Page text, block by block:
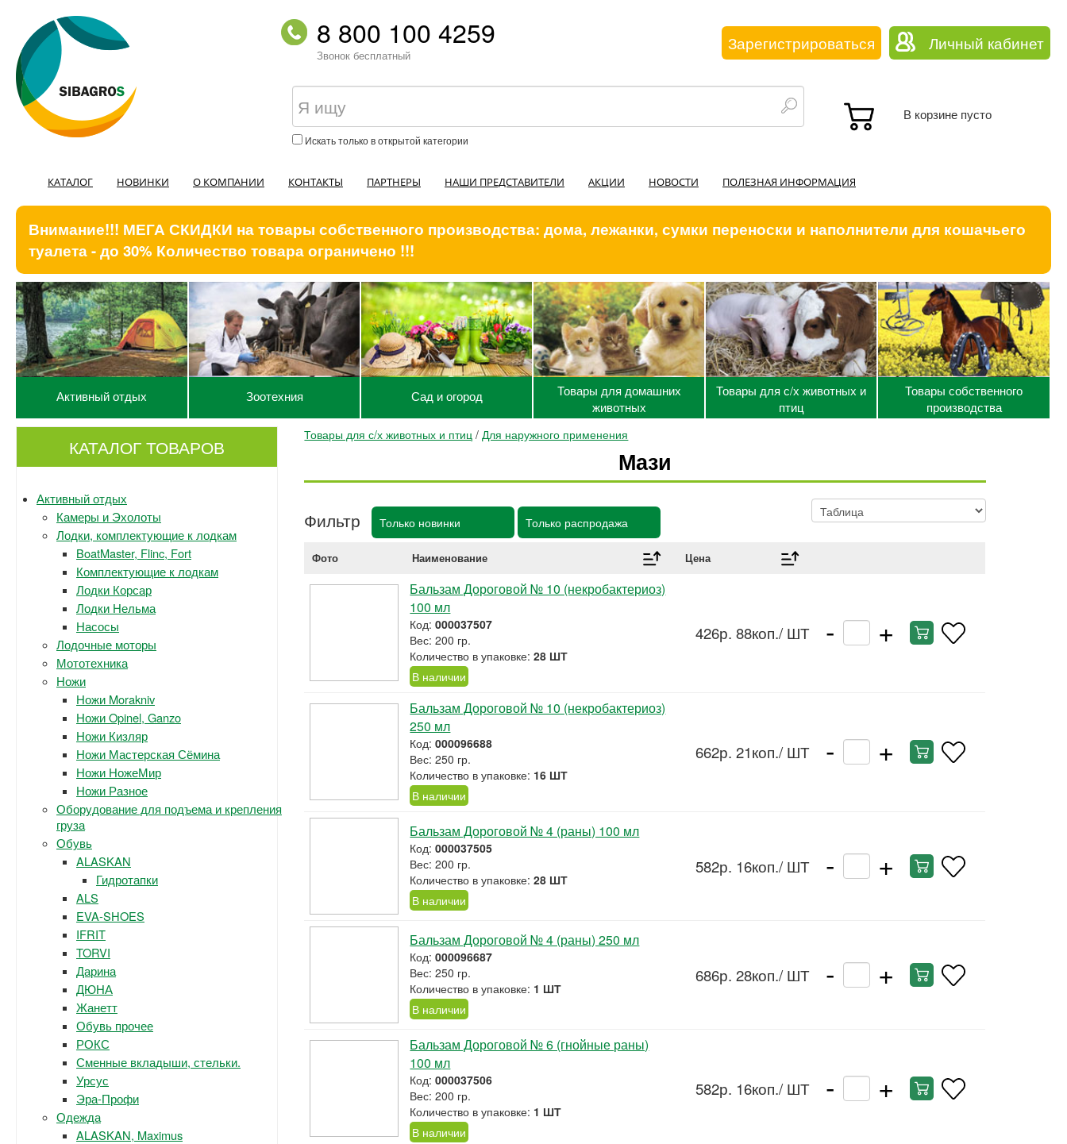
8 800 100 4259
Звонок бесплатный
Зарегистрироваться Личный кабинет
Искать только в открытой категории
В корзине пусто
КАТАЛОГ НОВИНКИ О КОМПАНИИ КОНТАКТЫ ПАРТНЕРЫ НАШИ ПРЕДСТАВИТЕЛИ АКЦИИ НОВОСТИ ПОЛЕЗНАЯ ИНФОРМАЦИЯ
Внимание!!! МЕГА СКИДКИ на товары собственного производства: дома, лежанки, сумки переноски и наполнители для кошачьего
туалета - до 30% Количество товара ограничено !!!
Активный отдых Зоотехния Сад и огород
Товары для домашних
животных
Товары для с/х животных и
птиц
Товары собственного
производства
КАТАЛОГ ТОВАРОВ
Активный отдых
Камеры и Эхолоты
Лодки, комплектующие к лодкам
BoatMaster, Flinc, Fort
Комплектующие к лодкам
Лодки Корсар
Лодки Нельма
Насосы
Лодочные моторы
Мототехника
Ножи
Ножи Morakniv
Ножи Opinel, Ganzo
Ножи Кизляр
Ножи Мастерская Сёмина
Ножи НожеМир
Ножи Разное
Оборудование для подъема и крепления
груза
Обувь
ALASKAN
Гидротапки
ALS
EVA-SHOES
IFRIT
TORVI
Дарина
ДЮНА
Жанетт
Обувь прочее
РОКС
Сменные вкладыши, стельки.
Урсус
Эра-Профи
Одежда
ALASKAN, Maximus
Товары для с/х животных и птиц /Для наружного применения
Мази
Фильтр Только новинки Только распродажа
Фото Наименование Цена
Бальзам Дороговой № 10 (некробактериоз)
100 мл
Код:000037507
Вес: 200 гр.
Количество в упаковке:28 ШТ
В наличии
426р. 88коп./ ШТ - +
Бальзам Дороговой № 10 (некробактериоз)
250 мл
Код:000096688
Вес: 250 гр.
Количество в упаковке: 16 ШТ
В наличии
662р. 21коп./ ШТ - +
Бальзам Дороговой № 4 (раны) 100 мл
Код:000037505
Вес: 200 гр.
Количество в упаковке:28 ШТ
В наличии
582р. 16коп./ ШТ - +
Бальзам Дороговой № 4 (раны) 250 мл
Код:000096687
Вес: 250 гр.
Количество в упаковке: 1 ШТ
В наличии
686р. 28коп./ ШТ - +
Бальзам Дороговой № 6 (гнойные раны)
100 мл
Код:000037506
Вес: 200 гр.
Количество в упаковке: 1 ШТ
В наличии
582р. 16коп./ ШТ - +